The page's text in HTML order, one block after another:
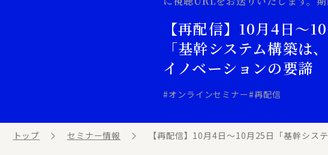
ビジネス用語集
ビジネステーマ解説集
連載／寄稿／書籍
【再配信】10月4日～
「基幹システム構築は
イノベーションの要諦
#オンラインセミナー#再配信
トップ セミナー情報 【再配信】10月4日～10月25日「基幹シス